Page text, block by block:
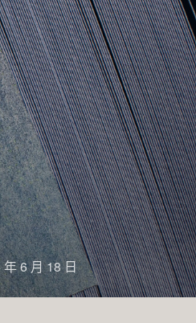
6 月 18 日